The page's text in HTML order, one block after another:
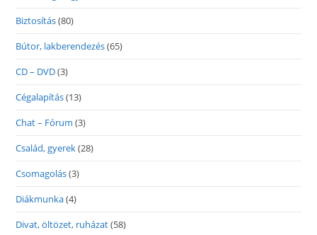
Biztosítás(80)
Bútor, lakberendezés(65)
CD – DVD(3)
Cégalapítás(13)
Chat – Fórum (3)
Család, gyerek(28)
Csomagolás(3)
Diákmunka(4)
Divat, öltözet, ruházat(58)